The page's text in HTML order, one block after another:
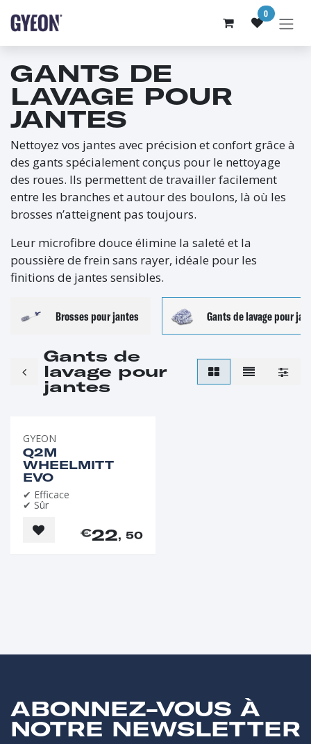
0
GANTS DE
LAVAGE POUR
JANTES
Nettoyez vos jantes avec précision et confort grâce à
des gants spécialement conçus pour le nettoyage
des roues. Ils permettent de travailler facilement
entre les branches et autour des boulons, là où les
brosses n’atteignent pas toujours.
Leur microfibre douce élimine la saleté et la
poussière de frein sans rayer, idéale pour les
finitions de jantes sensibles.
Brosses pour jantes Gants de lavage pour
Gants de
lavage pour
jantes
GYEON
Q2M
WHEELMITT
EVO
✔ Efficace
✔ Sûr
€22, 50
ABONNEZ-VOUS À
NOTRE NEWSLETTER